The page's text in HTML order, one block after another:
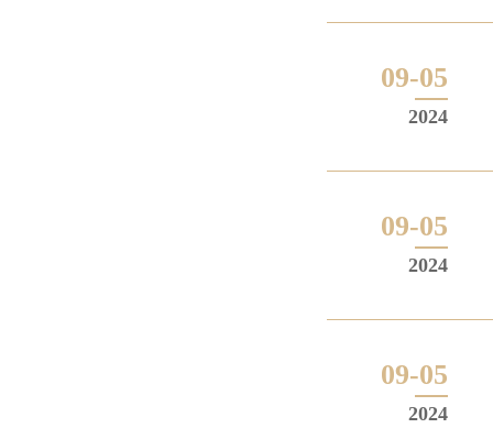
09-05
2024
09-05
2024
09-05
2024